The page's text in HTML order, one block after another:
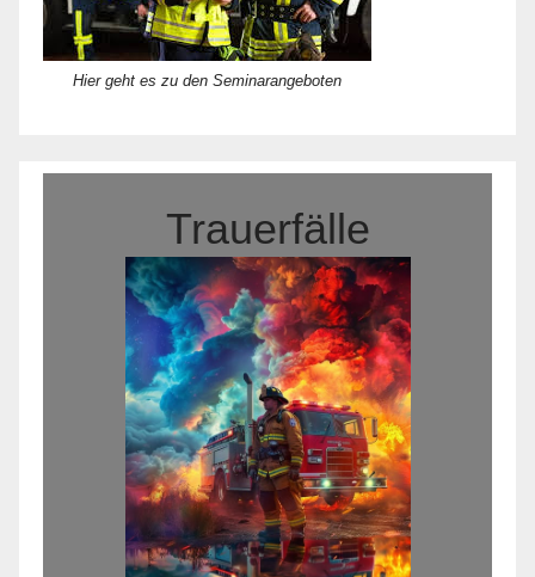
Hier geht es zu den Seminarangeboten
Trauerfälle